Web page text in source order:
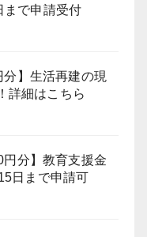
まで申請受付
分】生活再建の現
詳細はこちら
円分】教育支援金
日まで申請可